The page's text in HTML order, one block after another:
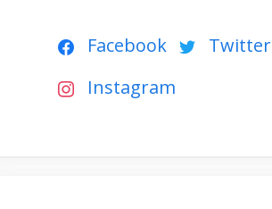
Facebook
Twitter
Instagram